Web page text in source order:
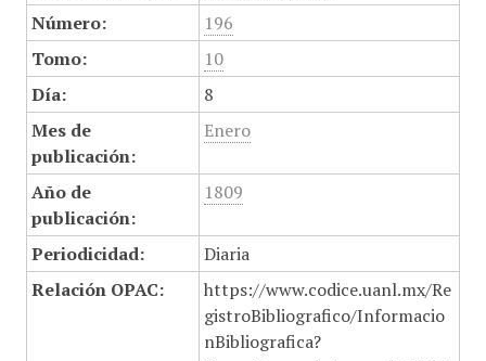
Número:
196
Tomo:
10
Día:
8
Mes de
publicación:
Enero
Año de
publicación:
1809
Periodicidad:
Diaria
Relación OPAC:
https://www.codice.uanl.mx/Re
gistroBibliografico/Informacio
nBibliografica?